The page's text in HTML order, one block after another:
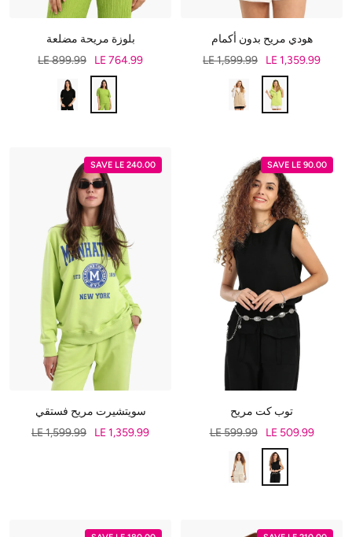
هودي مريح بدون أكمام
LE 1,359.99
LE 1,599.99
بلوزة مريحة مضلعة
LE 764.99
LE 899.99
SAVE LE 90.00
توب كت مريح
LE 509.99
LE 599.99
SAVE LE 240.00
سويتشيرت مريح فستقي
LE 1,359.99
LE 1,599.99